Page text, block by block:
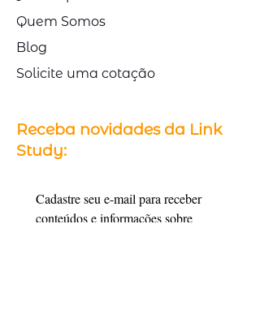
Quem Somos
Blog
Solicite uma cotação
Receba novidades da Link
Study:
Cadastre seu e-mail para receber
conteúdos e informações sobre